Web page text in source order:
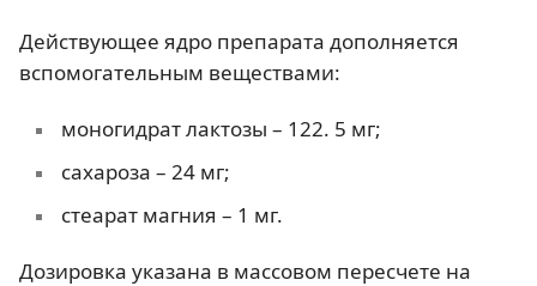
Действующее ядро препарата дополняется
вспомогательным веществами:
моногидрат лактозы – 122. 5 мг;
сахароза – 24 мг;
стеарат магния – 1 мг.
Дозировка указана в массовом пересчете на